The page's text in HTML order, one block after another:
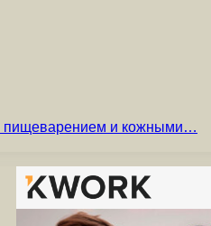
пищеварением и кожными…